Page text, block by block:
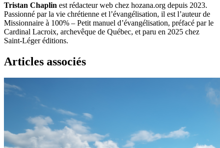
Tristan Chaplin est rédacteur web chez hozana.org depuis 2023.
Passionné par la vie chrétienne et l’évangélisation, il est l’auteur de
Missionnaire à 100% – Petit manuel d’évangélisation, préfacé par le
Cardinal Lacroix, archevêque de Québec, et paru en 2025 chez
Saint-Léger éditions.
Articles associés